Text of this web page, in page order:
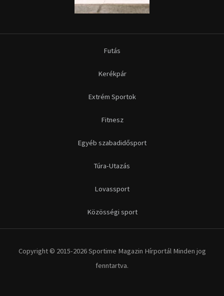
Futás
Kerékpár
Extrém Sportok
Fitnesz
Egyéb szabadidősport
Túra-Utazás
Lovassport
Közösségi sport
Copyright © 2015-2026 Sportime Magazin Hírportál Minden jog
fenntartva.